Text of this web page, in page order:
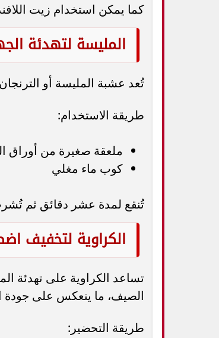
كما يمكن استخدام زيت
المليسة لتهدئة
تُعد عشبة المليسة أو
طريقة الاستخدام:
ملعقة صغيرة من أوراق
كوب ماء مغلي
تُنقع لمدة عشر دقائق ثم
الكراوية لتخفيف
تساعد الكراوية على تهدئة
الصيف، ما ينعكس على جودة
طريقة التحضير: